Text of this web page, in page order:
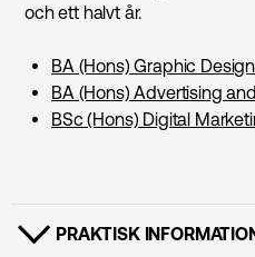
och ett halvt år.
BA (Hons) Graphic Design
BA (Hons) Advertising
BSc (Hons) Digital
VISA INNEHÅLL
PRAKTISK